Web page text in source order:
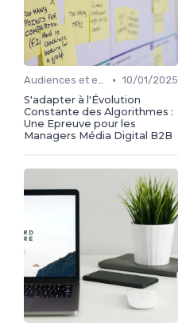
Audiences et engagement • 10/01/2025
S'adapter à l'Évolution
Constante des Algorithmes :
Une Epreuve pour les
Managers Média Digital B2B